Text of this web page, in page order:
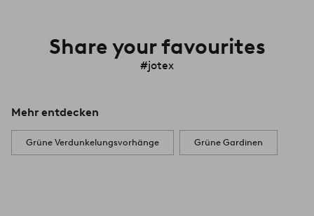
Share your favourites
#jotex
Mehr entdecken
Grüne Verdunkelungsvorhänge Grüne Gardinen